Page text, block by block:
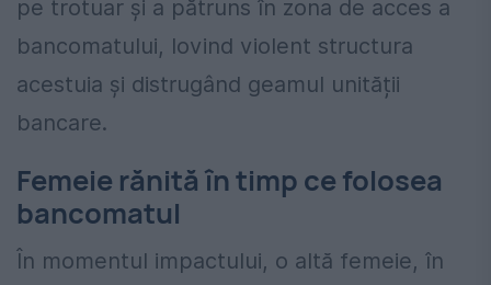
pe trotuar și a pătruns în zona de acces a
bancomatului, lovind violent structura
acestuia și distrugând geamul unității
bancare.
Femeie rănită în timp ce folosea
bancomatul
În momentul impactului, o altă femeie, în